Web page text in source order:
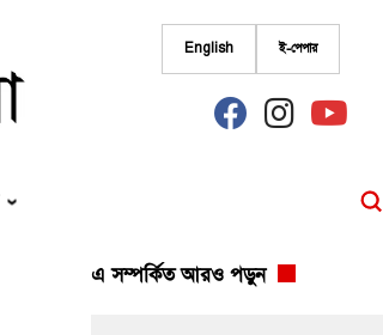
English ই-পেপার
fab
fa-
fab
fa-
fab
fa-
এ সম্পর্কিত আরও পড়ুন